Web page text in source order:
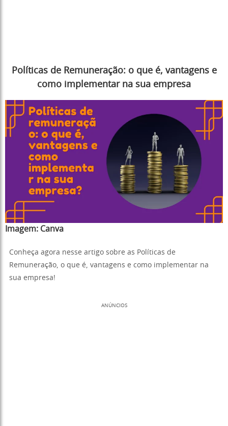
Políticas de Remuneração: o que é, vantagens e
como implementar na sua empresa
Imagem: Canva
Conheça agora nesse artigo sobre as Políticas de
Remuneração, o que é, vantagens e como implementar na
sua empresa!
ANÚNCIOS